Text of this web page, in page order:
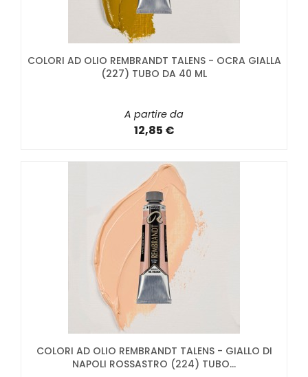
COLORI AD OLIO REMBRANDT TALENS - OCRA GIALLA
(227) TUBO DA 40 ML
A partire da
12,85 €
COLORI AD OLIO REMBRANDT TALENS - GIALLO DI
NAPOLI ROSSASTRO (224) TUBO...